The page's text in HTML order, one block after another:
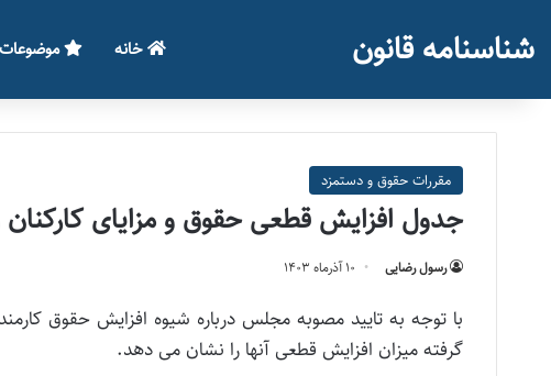
شناسنامه قانون خانه موضوعات
مقررات حقوق و دستمزد
جدول افزایش قطعی حقوق و مزایای کارکنان
رسول رضایی ۱۰ آذر‌ماه ۱۴۰۳
با توجه به تایید مصوبه مجلس درباره شیوه افزایش حقوق
گرفته میزان افزایش قطعی آنها را نشان می دهد.